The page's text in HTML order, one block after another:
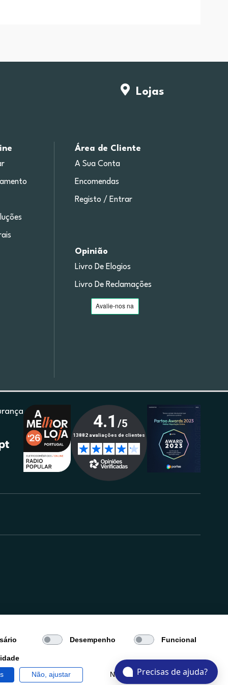
Lojas
Área de Cliente
A Sua Conta
Encomendas
Registo / Entrar
Opinião
Livro De Elogios
Livro De Reclamações
Precisas de ajuda?
Desempenho Funcional
Não, ajustar Negar